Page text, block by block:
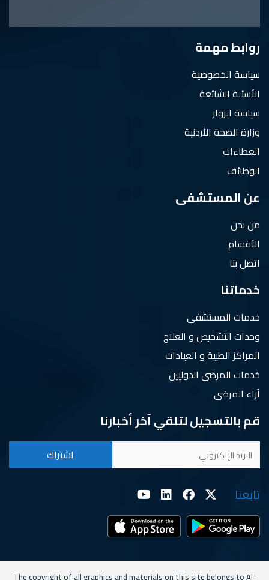
روابط مهمة
سياسة الخصوصية
الأسئلة الشائعة
سياسة الزوار
وزارة الصحة الأردنية
العطاءات
الوظائف
عن المستشفى
من نحن
الأقسام
اتصل بنا
خدماتنا
خدمات المستشفى
وحدات التشخيص و العلاج
المراكز الطبية و العيادات
خدمات المرضى الدوليين
آراء المرضى
قم بالتسجيل لتلقي آخر أخبارنا
تابعنا
The copyright of all graphics and materials on this site belongs to Al-